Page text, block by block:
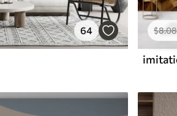
64 $8.08